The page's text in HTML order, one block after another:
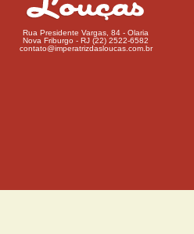
Rua Presidente Vargas, 84 - Olaria
Nova Friburgo - RJ (22) 2522-6582
contato@imperatrizdasloucas.com.br